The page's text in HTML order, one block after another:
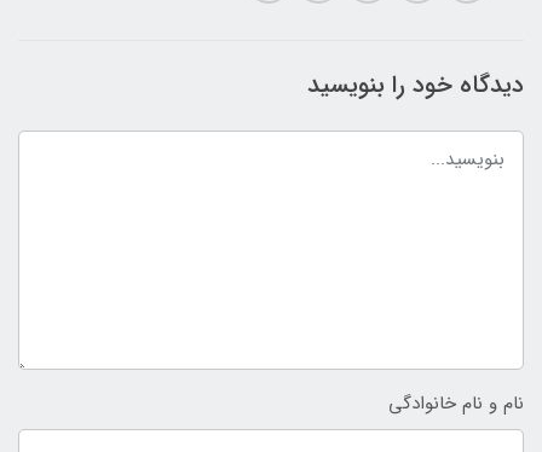
دیدگاه خود را بنویسید
نام و نام خانوادگی